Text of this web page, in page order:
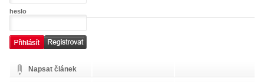
heslo
Napsat článek